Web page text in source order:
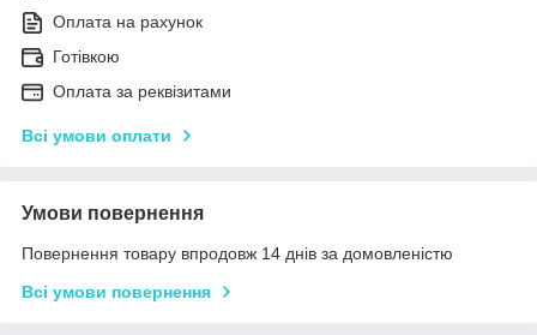
Оплата на рахунок
Готівкою
Оплата за реквізитами
Всі умови оплати
Умови повернення
Повернення товару впродовж 14 днів за домовленістю
Всі умови повернення